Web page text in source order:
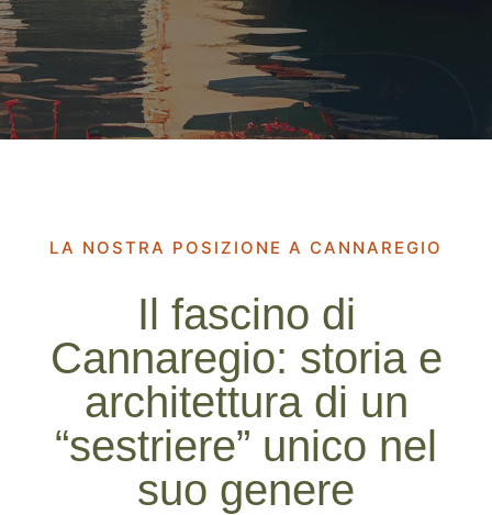
LA NOSTRA POSIZIONE A CANNAREGIO
Il fascino di
Cannaregio: storia e
architettura di un
“sestriere” unico nel
suo genere